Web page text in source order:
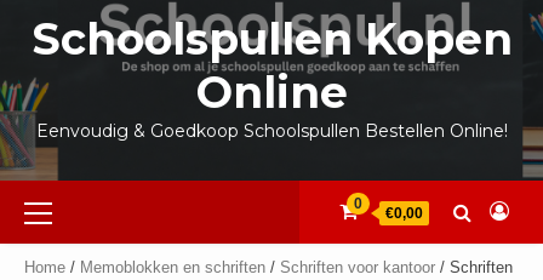
inhoud
Schoolspullen Kopen
Online
Eenvoudig & Goedkoop Schoolspullen Bestellen Online!
Primair
menu
0
€0,00
Home / Memoblokken en schriften / Schriften voor kantoor / Schriften